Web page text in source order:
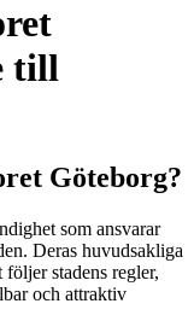
till
Göteborg?
som ansvarar
Deras huvudsakliga
stadens regler,
och attraktiv